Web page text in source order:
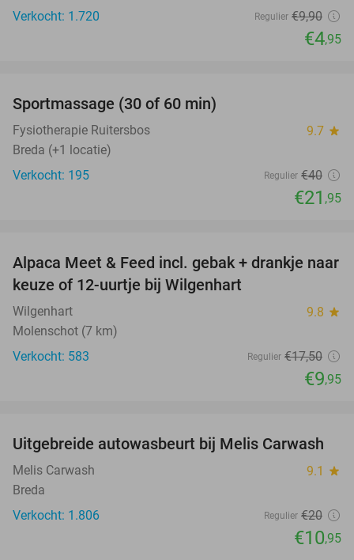
Verkocht: 1.720
Regulier €9,90
€4,95
Sportmassage (30 of 60 min)
Fysiotherapie Ruitersbos 9.7 star
Breda (+1 locatie)
Verkocht: 195
Regulier €40
€21 ,95
43%
Alpaca Meet & Feed incl. gebak + drankje naar
keuze of 12-uurtje bij Wilgenhart
Wilgenhart 9.8 star
Molenschot (7 km)
Verkocht: 583
Regulier €17,50
€9,95
45%
Uitgebreide autowasbeurt bij Melis Carwash
Melis Carwash 9.1 star
Breda
Verkocht: 1.806
Regulier €20
€10,95